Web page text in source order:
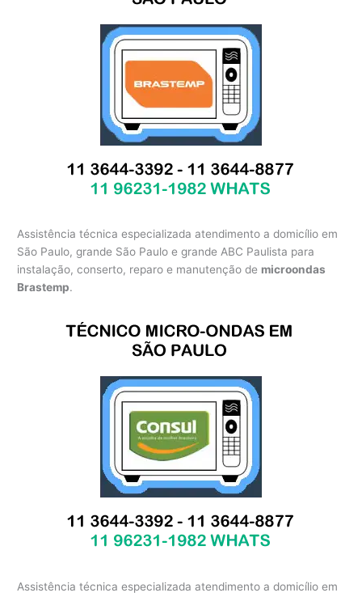
Assistência técnica especializada atendimento a domicílio em
São Paulo, grande São Paulo e grande ABC Paulista para
instalação, conserto, reparo e manutenção de microondas
Brastemp.
Assistência técnica especializada atendimento a domicílio em